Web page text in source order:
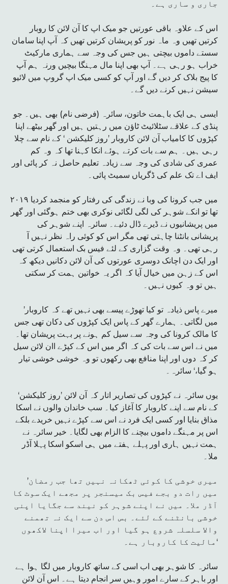
جاری و ساری ہے۔
اس کے علاوہ باقی عورتیں جو میک اپ کا آن لائن کا روبار
کرتیں تھیں وہ ماہ نور کو پریشان کرتیں تھیں کہ آپ اپنا سامان
سستے داموں بیچتی ہیں جس کی وجہ سے ہماری مارکیٹ
خراب ہو رہی ہے۔ آپ بھی اپنا مال مہنگا بیچیں ورنہ ہم آپ
کا پیج بلاک کر دیں گے اور آپ کو کسی میک اپ گروپ میں لائیو
سیشن نہیں کرنے دیں گے۔
ایسی ہی ایک باہمت خاتون، سائرہ (فرضی نام) بھی ہیں۔ جو
پنڈی کے علاقے سٹلائیٹ ٹاؤن میں رہتیں ہیں اور گھر بیٹھے اپنا
کپڑوں کا کامیاب آن لائن کاروبار ’روز کلیکشن ‘ کے نام سے چلا
رہی ہیں۔ ہم سے بات کرتے ہوئے انکا کہنا تھا کہ وہ کم
عمری کی شادی کی وجہ سے زیادہ تعلیم حاصل نہ کر پائی اور
ایف اے تک علم کی ڈگریاں سمیٹ پائی۔
۲۰۱۹ میں جب کرونا کی وبا نے زندگی کی رفتار کو منجمد کردیا
تھا تو انکے شوہر کی لگی لگائی نوکری بھی ختم ہوگئی اور گھر
میں پریشانیوں نے ڈیرے ڈال دئیے۔ سائرہ اپنے شوہر کی
پریشانی بانٹنا چاہتی تھی مگر اس کو کوئی راہ نظر نہیں آ
رہی تھی۔ وہ وقت گزاری کے لئے فیس بک استعمال کرتی تھی
اور ایک دن اچانک دوسری عورتوں کی آن لائن دکانیں دیکھ کہ
اس کے زہن میں خیال آیا کہ اگر یہ خواتین ہمت کر سکتی
ہیں تو وہ کیوں نہیں۔
’میرے پاس ذیادہ تو کیا تھوڑے پیسے بھی نہیں تھے کہ کاروبار
میں لگاتی۔ ہمارے گھر کے پاس ایک کپڑوں کی دکان تھی جس
کا مالک کرونا کی وجہ سے سیل کم ہونے پر بہت پریشان تھا۔
میں نے اس سے بات کی کہ اگر میں اس کے کپڑے اان لائن سیل
کر کہ دوں اور اپنا منافع بھی رکھوں تو وہ خوشی خوشی تیار
ہو گیا،‘ سائرہ۔
یوں سائرہ نے کپڑوں کی تصاریر اتار کہ آن لائن ’روز کلیکشن‘
کے نام سے اپنے کاروبار کا آغاز کیا۔ سب خاندان والوں نے اسکا
مذاق بنایا اور کسی ایک فرد نے اس سے کپڑے نہیں خریدے بلکے
اس پر مہنگے داموں بیچنے کا الزام بھی لگایا۔ خیر سائرہ نے
ہمت نہیں ہاری اور پہلے ہفتے میں ہی اسکو اسکا پہلا آڈر
ملا۔
’میری خوشی کا کوئی ٹھکانہ نہیں تھا جب رمضان
میں رات دو بجے فیس بک میسنجر پر مجھے ایک سوٹ کا
آڈر ملا۔ میں نے اپنے شوہر کو نیند سے جگایا اپنی
خوشی بانٹنے کے لئے۔ بس اس دن سے ایک نہ تھمنے
والا سلسلہ شروع ہو گیا اور اب میرا اپنا لاکھوں
مالیت کا کاروبار ہے۔‘
سائرہ کا شوہر بھی اب اسی کے ساتھ کاروبار میں لگا ہوا ہے
اور باہر کے سارے امور وہیں سر انجام دیتا ہے۔ اس آن لائن